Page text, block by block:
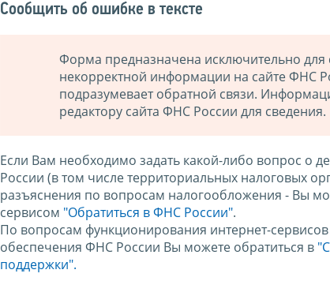
Сообщить об ошибке в тексте
Форма предназначена исключительно
некорректной информации на сайте ФНС
подразумевает обратной связи.
редактору сайта ФНС России для сведения.
Если Вам необходимо задать какой-либо вопрос о
России (в том числе территориальных налоговых
разъяснения по вопросам налогообложения - Вы
сервисом "Обратиться в ФНС России".
По вопросам функционирования интернет-
обеспечения ФНС России Вы можете обратиться в
поддержки".